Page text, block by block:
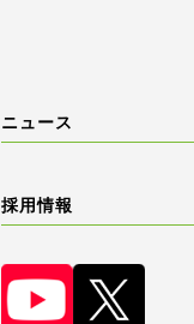
ニュース
採用情報